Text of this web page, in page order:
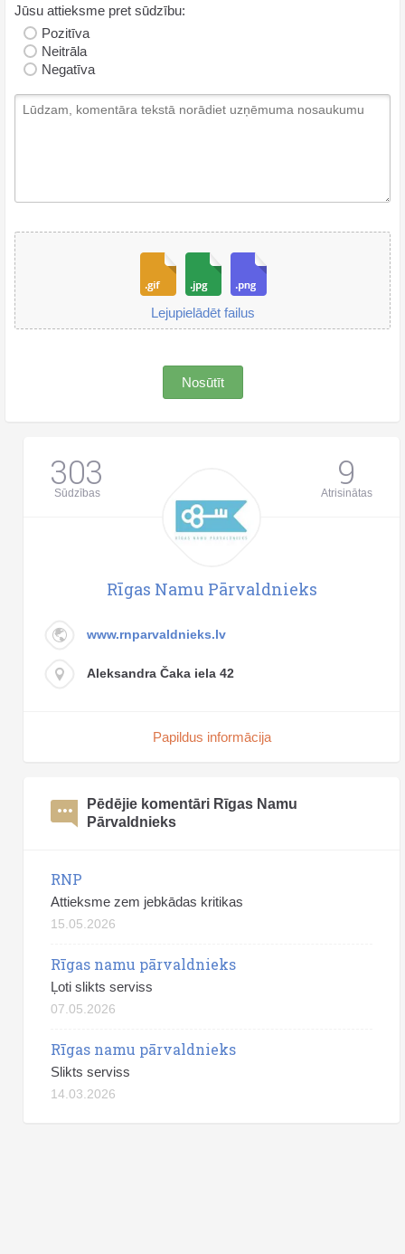
Jūsu attieksme pret sūdzību:
Pozitīva
Neitrāla
Negatīva
Lejupielādēt failus
Nosūtīt
303
Sūdzības 9
Atrisinātas
Rīgas Namu Pārvaldnieks
www.rnparvaldnieks.lv
Aleksandra Čaka iela 42
Papildus informācija
Pēdējie komentāri Rīgas Namu
Pārvaldnieks
RNP
Attieksme zem jebkādas kritikas
15.05.2026
Rīgas namu pārvaldnieks
Ļoti slikts serviss
07.05.2026
Rīgas namu pārvaldnieks
Slikts serviss
14.03.2026